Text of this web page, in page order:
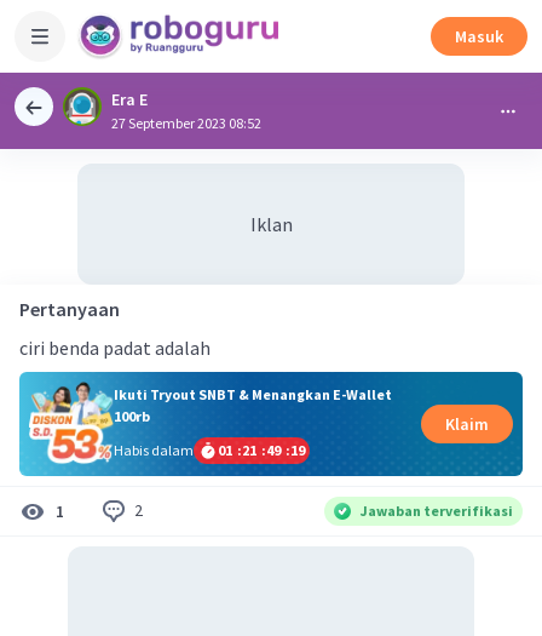
Masuk
Era E
27 September 2023 08:52
Iklan
Pertanyaan
ciri benda padat adalah
Ikuti Tryout SNBT & Menangkan E-Wallet
100rb
Habis dalam
01 :21 :49 :19
Klaim
1 2 Jawaban terverifikasi